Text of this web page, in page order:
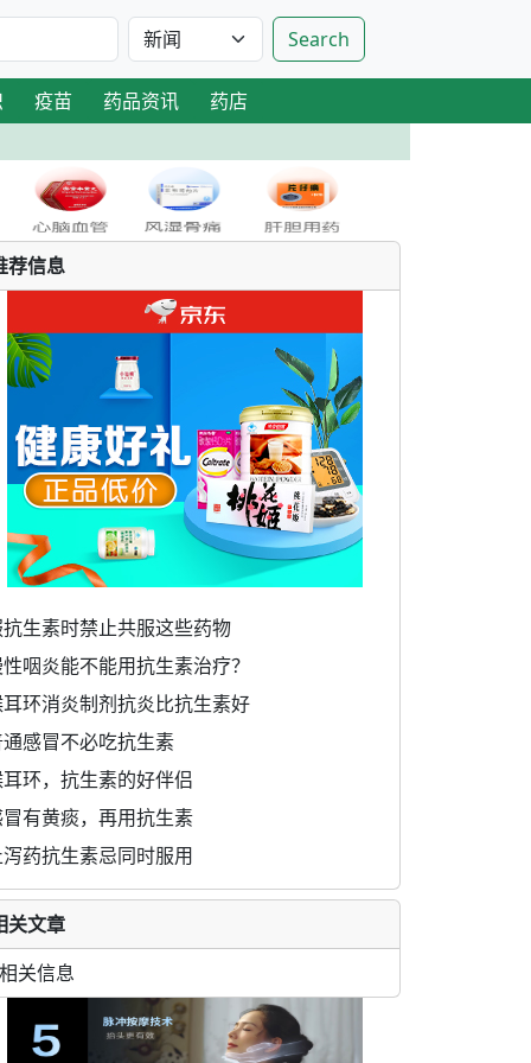
Search
疫苗 药品资讯 药店
荐信息
生素时禁止共服这些药物
咽炎能不能用抗生素治疗？
环消炎制剂抗炎比抗生素好
感冒不必吃抗生素
环，抗生素的好伴侣
有黄痰，再用抗生素
药抗生素忌同时服用
关文章
关信息